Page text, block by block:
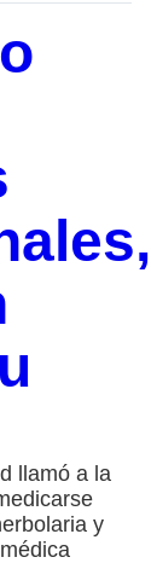
llamó a la
y